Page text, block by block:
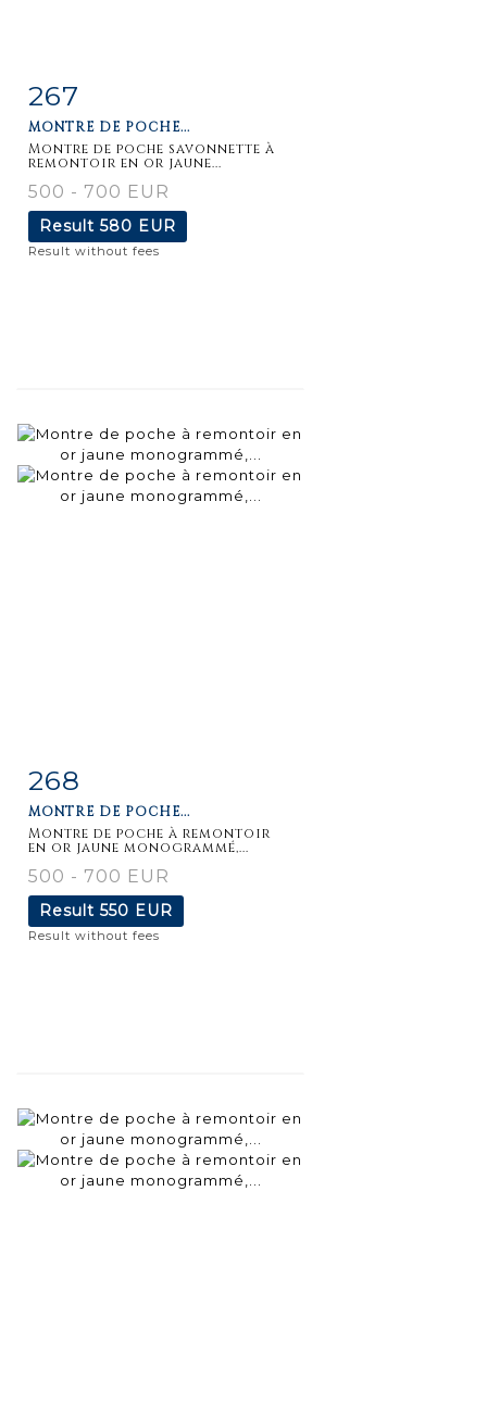
Item detail
267
MONTRE DE POCHE...
Montre de poche savonnette à
remontoir en or jaune...
500 - 700 EUR
Result 580 EUR
Result without fees
Item detail
268
MONTRE DE POCHE...
Montre de poche à remontoir
en or jaune monogrammé,...
500 - 700 EUR
Result 550 EUR
Result without fees